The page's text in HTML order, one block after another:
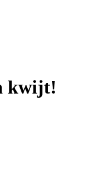
kwijt!